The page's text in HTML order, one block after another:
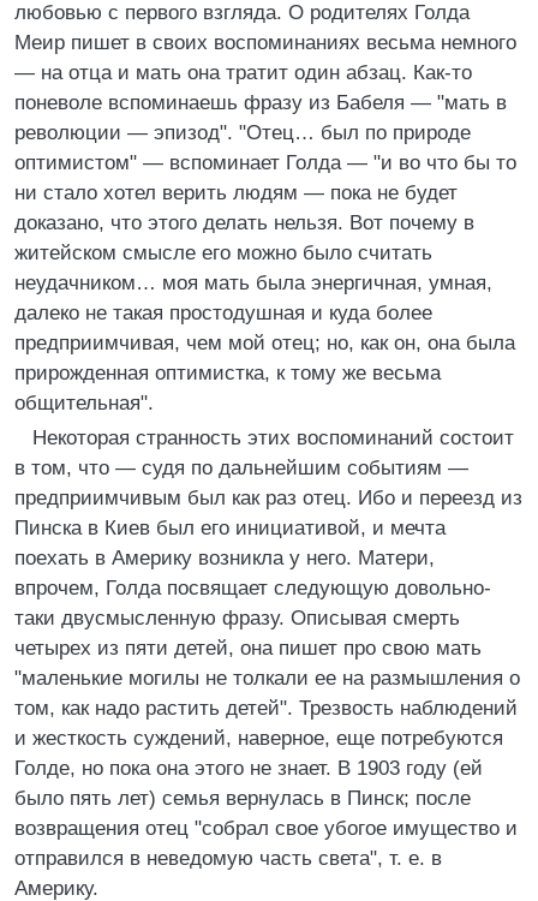
любовью с первого взгляда. О родителях Голда
Меир пишет в своих воспоминаниях весьма немного
— на отца и мать она тратит один абзац. Как-то
поневоле вспоминаешь фразу из Бабеля — "мать в
революции — эпизод". "Отец… был по природе
оптимистом" — вспоминает Голда — "и во что бы то
ни стало хотел верить людям — пока не будет
доказано, что этого делать нельзя. Вот почему в
житейском смысле его можно было считать
неудачником… моя мать была энергичная, умная,
далеко не такая простодушная и куда более
предприимчивая, чем мой отец; но, как он, она была
прирожденная оптимистка, к тому же весьма
общительная".
Некоторая странность этих воспоминаний состоит
в том, что — судя по дальнейшим событиям —
предприимчивым был как раз отец. Ибо и переезд из
Пинска в Киев был его инициативой, и мечта
поехать в Америку возникла у него. Матери,
впрочем, Голда посвящает следующую довольно-
таки двусмысленную фразу. Описывая смерть
четырех из пяти детей, она пишет про свою мать
"маленькие могилы не толкали ее на размышления о
том, как надо растить детей". Трезвость наблюдений
и жесткость суждений, наверное, еще потребуются
Голде, но пока она этого не знает. В 1903 году (ей
было пять лет) семья вернулась в Пинск; после
возвращения отец "собрал свое убогое имущество и
отправился в неведомую часть света", т. е. в
Америку.